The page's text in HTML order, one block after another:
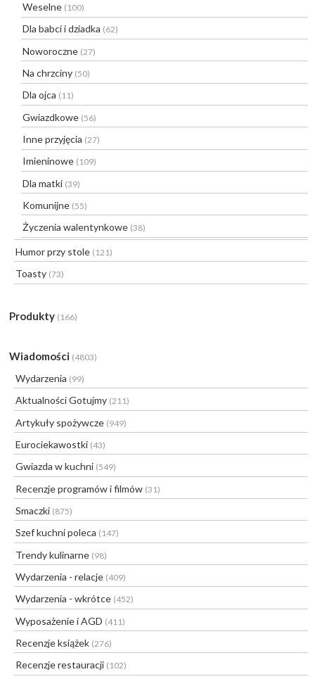
Weselne (100)
Dla babci i dziadka (62)
Noworoczne (27)
Na chrzciny (50)
Dla ojca (11)
Gwiazdkowe (56)
Inne przyjęcia (27)
Imieninowe (109)
Dla matki (39)
Komunijne (55)
Życzenia walentynkowe (38)
Humor przy stole (121)
Toasty (73)
Produkty (166)
Wiadomości (4803)
Wydarzenia (99)
Aktualności Gotujmy (211)
Artykuły spożywcze (949)
Eurociekawostki (43)
Gwiazda w kuchni (549)
Recenzje programów i filmów (31)
Smaczki (875)
Szef kuchni poleca (147)
Trendy kulinarne (98)
Wydarzenia - relacje (409)
Wydarzenia - wkrótce (452)
Wyposażenie i AGD (411)
Recenzje książek (276)
Recenzje restauracji (102)